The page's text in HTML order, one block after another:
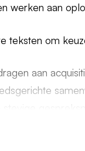
werken aan
teksten om
aan